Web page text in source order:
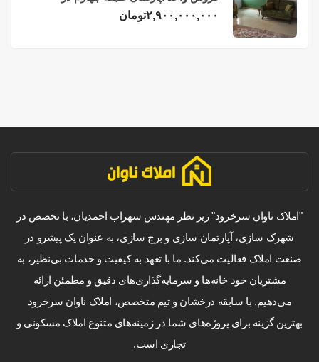
فریدونکنار
۲,۹۰۰,۰۰۰,۰۰۰تومان
"املاک ناوان سرخرود" زیر نظر مهندس سهراب احمدیان، با تخصص در
شهرک سازی، آپارتمان سازی و برج سازی، به عنوان یک پیشرو در
صنعت املاک فعالیت می‌کند. ما با تعهد به کیفیت و خدمات بی‌نظیر، به
مشتریان خود خانه‌ها و سرمایه‌گذاری‌های دقیق و مطمئن ارائه
می‌دهیم. با سابقه درخشان و تیم متخصص، املاک ناوان سرخرود
بهترین گزینه برای پروژه‌های شما در زمینه‌های متنوع املاک مسکونی و
تجاری است.